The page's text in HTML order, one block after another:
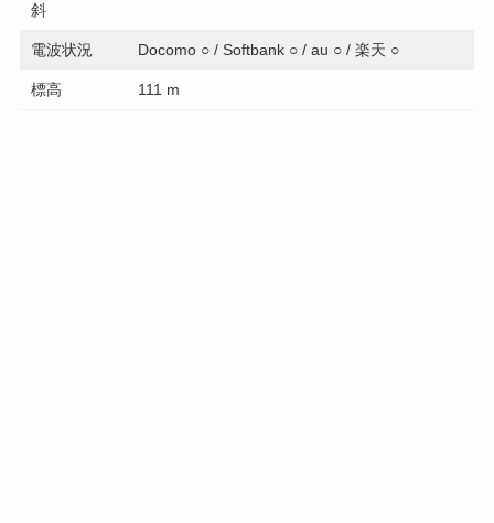
斜
電波状況 Docomo ○ / Softbank ○ / au ○ / 楽天 ○
標高 111 m